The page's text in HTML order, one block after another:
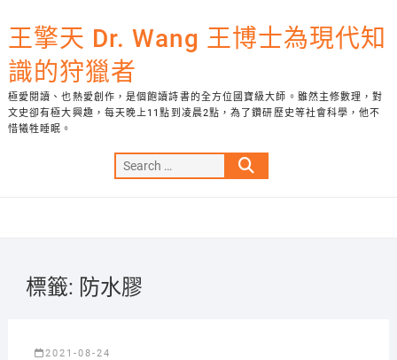
to
content
王擎天 Dr. Wang 王博士為現代知
識的狩獵者
極愛閱讀、也熱愛創作，是個飽讀詩書的全方位國寶級大師。雖然主修數理，對
文史卻有極大興趣，每天晚上11點到凌晨2點，為了鑽研歷史等社會科學，他不
惜犧牲睡眠。
Search
…
標籤: 防水膠
2021-08-24